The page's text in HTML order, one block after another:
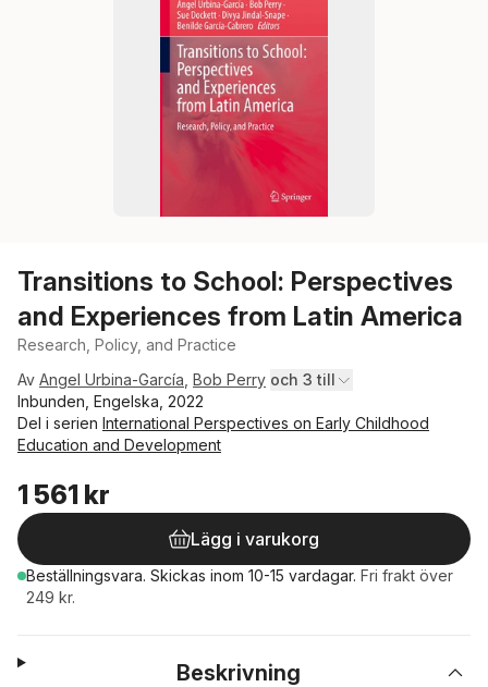
Transitions to School: Perspectives
and Experiences from Latin America
Research, Policy, and Practice
Av Angel Urbina-García Bob Perry och 3 till
Inbunden, Engelska, 2022
Del i serien International Perspectives on Early Childhood
Education and Development
1 561 kr
Lägg i varukorg
Beställningsvara. Skickas inom 10-15 vardagar. Fri frakt över
249 kr.
Beskrivning